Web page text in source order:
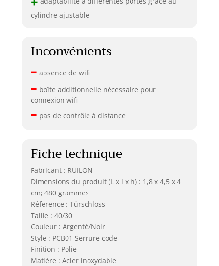
cylindre ajustable
Inconvénients
– absence de wifi
– boîte additionnelle nécessaire pour
connexion wifi
– pas de contrôle à distance
Fiche technique
Fabricant : RUILON
Dimensions du produit (L x l x h) : 1,8 x 4,5 x 4
cm; 480 grammes
Référence : Türschloss
Taille : 40/30
Couleur : Argenté/Noir
Style : PCB01 Serrure code
Finition : Polie
Matière : Acier inoxydable